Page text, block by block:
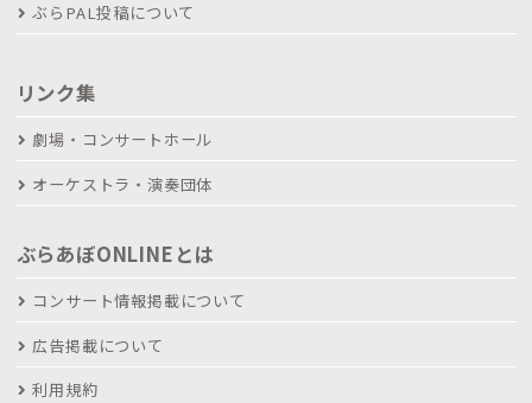
ぶらPAL投稿について
リンク集
劇場・コンサートホール
オーケストラ・演奏団体
ぶらあぼONLINEとは
コンサート情報掲載について
広告掲載について
利用規約